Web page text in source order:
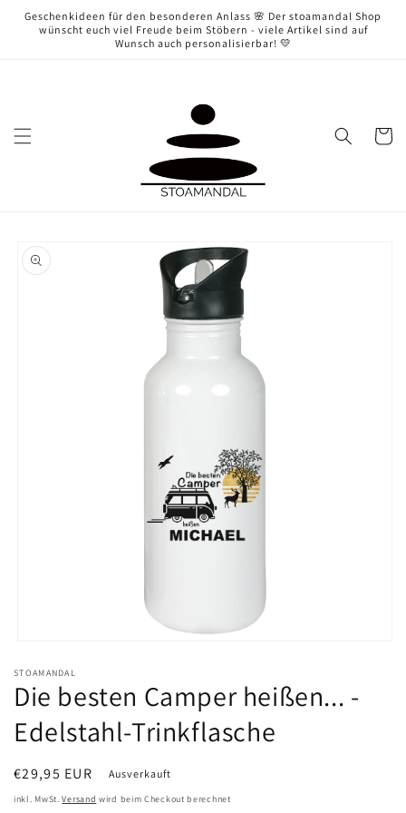
zum
Inhalt
Geschenkideen für den besonderen Anlass 🌸 Der stoamandal Shop
wünscht euch viel Freude beim Stöbern - viele Artikel sind auf
Wunsch auch personalisierbar! 💛
in
Modal
öffnen
STOAMANDAL
Die besten Camper heißen... -
Edelstahl-Trinkflasche
Normaler
Preis
€29,95 EUR Ausverkauft
inkl. MwSt.Versand wird beim Checkout berechnet